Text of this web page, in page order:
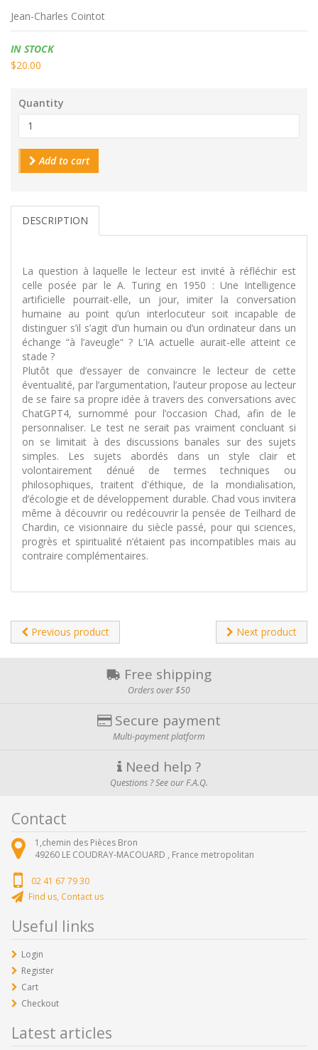
Jean-Charles Cointot
Availability:
IN STOCK
$20.00
Quantity
Add to cart
DESCRIPTION
La question à laquelle le lecteur est invité à réfléchir est
celle posée par le A. Turing en 1950 : Une Intelligence
artificielle pourrait-elle, un jour, imiter la conversation
humaine au point qu’un interlocuteur soit incapable de
distinguer s’il s’agit d’un humain ou d’un ordinateur dans un
échange “à l’aveugle“ ? L’IA actuelle aurait-elle atteint ce
stade ?
Plutôt que d’essayer de convaincre le lecteur de cette
éventualité, par l’argumentation, l’auteur propose au lecteur
de se faire sa propre idée à travers des conversations avec
ChatGPT4, surnommé pour l’occasion Chad, afin de le
personnaliser. Le test ne serait pas vraiment concluant si
on se limitait à des discussions banales sur des sujets
simples. Les sujets abordés dans un style clair et
volontairement dénué de termes techniques ou
philosophiques, traitent d'éthique, de la mondialisation,
d’écologie et de développement durable. Chad vous invitera
même à découvrir ou redécouvrir la pensée de Teilhard de
Chardin, ce visionnaire du siècle passé, pour qui sciences,
progrès et spiritualité n’étaient pas incompatibles mais au
contraire complémentaires.
Previous product Next product
Free shipping
Orders over $50
Secure payment
Multi-payment platform
Need help ?
Questions ? See our F.A.Q.
Contact
1,chemin des Pièces Bron
49260 LE COUDRAY-MACOUARD , France metropolitan
02 41 67 79 30
Find us, Contact us
Useful links
Login
Register
Cart
Checkout
Latest articles